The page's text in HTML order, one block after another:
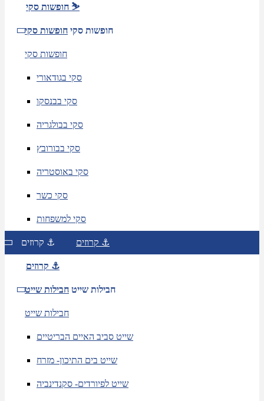
חופשות סקי ⛷️
חופשות סקי חופשות סקי
חופשות סקי
סקי בגודאורי
סקי בבנסקו
סקי בבולגריה
סקי בבורובץ
סקי באוסטריה
סקי כשר
סקי למשפחות
קרוזים ⚓ קרוזים ⚓
קרוזים ⚓
חבילות שייט חבילות שייט
חבילות שייט
שייט סביב האיים הבריטיים
שייט בים התיכון- מזרח
שייט לפיורדים- סקנדינביה